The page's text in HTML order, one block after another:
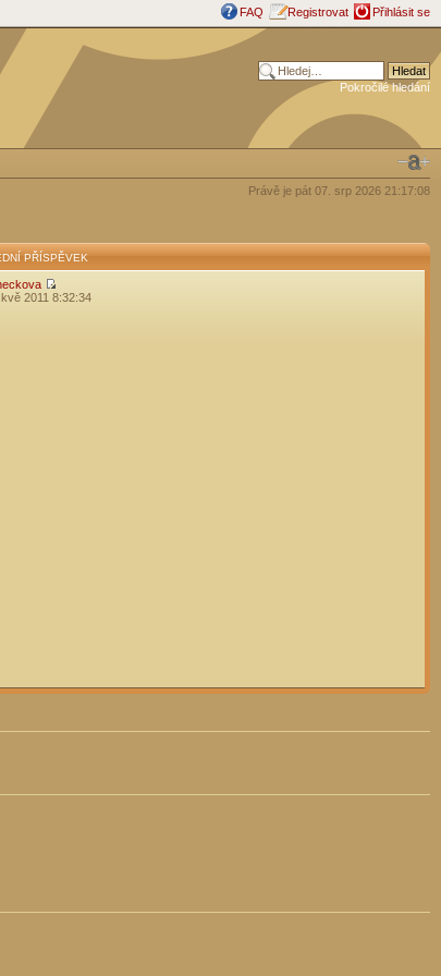
FAQ Registrovat Přihlásit se
Pokročilé hledání
Právě je pát 07. srp 2026 21:17:08
PŘÍSPĚVEK
2011 8:32:34